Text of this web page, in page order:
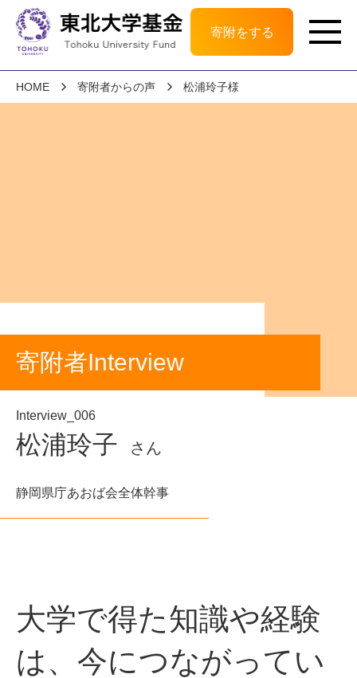
寄附をする
HOME 寄附者からの声 松浦玲子様
寄附者Interview
Interview_006
松浦玲子 さん
静岡県庁あおば会全体幹事
大学で得た知識や経験
は、今につながってい